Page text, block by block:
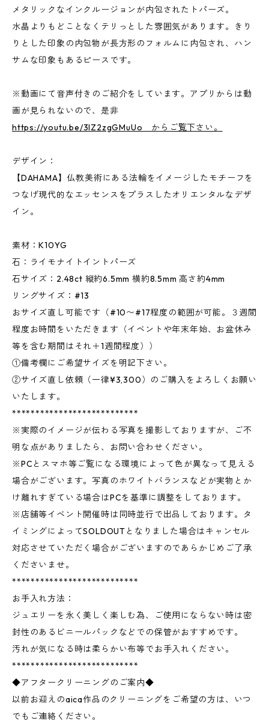
メタリックなインクルージョンが内包されたトパーズ。
水晶よりもどことなくテリっとした雰囲気があります。きり
りとした印象の内包物が長方形のフォルムに内包され、ハン
サムな印象もあるピースです。
※動画にて音声付きのご紹介をしています。アプリからは動
画が見られないので、是非
https://youtu.be/3IZ2zgGMuUo からご覧下さい。
デザイン：
【DAHAMA】仏教美術にある法輪をイメージしたモチーフを
つなげ現代的なエッセンスをプラスしたオリエンタルなデザ
イン。
素材：K10YG
石：ライモナイトイントパーズ
石サイズ：2.48ct 縦約6.5mm 横約8.5mm 高さ約4mm
リングサイズ：#13
おサイズ直し可能です（#10〜#17程度の範囲が可能。３週間
程度お時間をいただきます（イベントや年末年始、お盆休み
等を含む期間はそれ＋1週間程度））
①備考欄にご希望サイズを明記下さい。
②サイズ直し依頼（一律¥3,300）のご購入をよろしくお願い
いたします。
***************************
※実際のイメージが伝わる写真を撮影しておりますが、ご不
明な点がありましたら、お問い合わせください。
※PCとスマホ等ご覧になる環境によって色が異なって見える
場合がございます。写真のホワイトバランスなどが実物とか
け離れすぎている場合はPCを基準に調整をしております。
※店舗等イベント開催時は同時並行で出品しております。タ
イミングによってSOLDOUTとなりました場合はキャンセル
対応させていただく場合がございますのであらかじめご了承
くださいませ。
***************************
お手入れ方法：
ジュエリーを永く美しく楽しむ為、ご使用にならない時は密
封性のあるビニールパックなどでの保管がおすすめです。
汚れが気になる時は柔らかい布等でお手入れください。
***************************
◆アフタークリーニングのご案内◆
以前お迎えのaica作品のクリーニングをご希望の方は、いつ
でもご連絡ください。